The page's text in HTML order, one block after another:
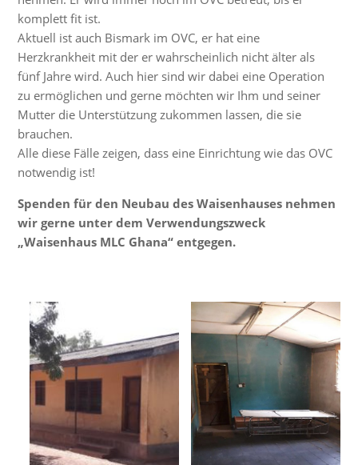
komplett fit ist.
Aktuell ist auch Bismark im OVC, er hat eine
Herzkrankheit mit der er wahrscheinlich nicht älter als
fünf Jahre wird. Auch hier sind wir dabei eine Operation
zu ermöglichen und gerne möchten wir Ihm und seiner
Mutter die Unterstützung zukommen lassen, die sie
brauchen.
Alle diese Fälle zeigen, dass eine Einrichtung wie das OVC
notwendig ist!
Spenden für den Neubau des Waisenhauses nehmen
wir gerne unter dem Verwendungszweck
„Waisenhaus MLC Ghana“ entgegen.